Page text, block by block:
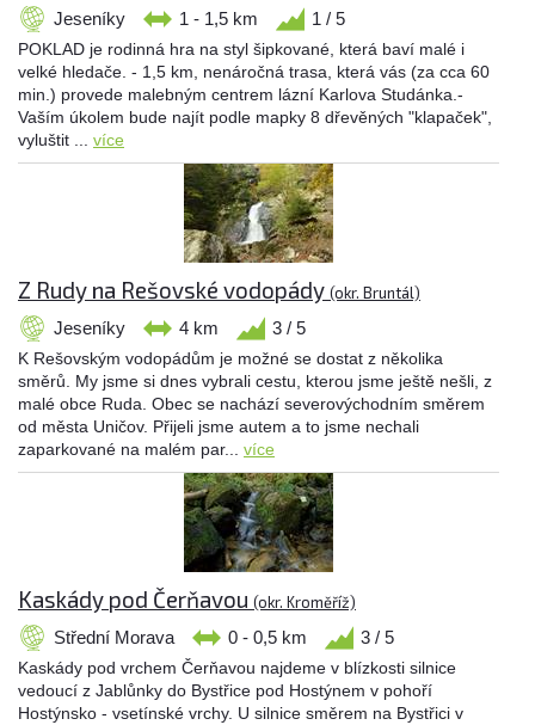
Jeseníky 1 - 1,5 km 1 / 5
POKLAD je rodinná hra na styl šipkované, která baví malé i
velké hledače. - 1,5 km, nenáročná trasa, která vás (za cca 60
min.) provede malebným centrem lázní Karlova Studánka.-
Vaším úkolem bude najít podle mapky 8 dřevěných "klapaček",
vyluštit ... více
Z Rudy na Rešovské vodopády (okr. Bruntál)
Jeseníky 4 km 3 / 5
K Rešovským vodopádům je možné se dostat z několika
směrů. My jsme si dnes vybrali cestu, kterou jsme ještě nešli, z
malé obce Ruda. Obec se nachází severovýchodním směrem
od města Uničov. Přijeli jsme autem a to jsme nechali
zaparkované na malém par... více
Kaskády pod Čerňavou (okr. Kroměříž)
Střední Morava 0 - 0,5 km 3 / 5
Kaskády pod vrchem Čerňavou najdeme v blízkosti silnice
vedoucí z Jablůnky do Bystřice pod Hostýnem v pohoří
Hostýnsko - vsetínské vrchy. U silnice směrem na Bystřici v